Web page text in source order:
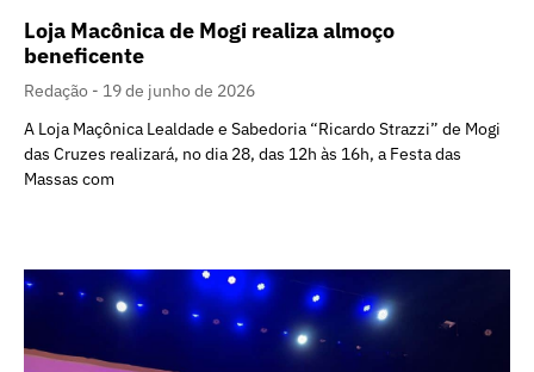
Loja Macônica de Mogi realiza almoço
beneficente
Redação
19 de junho de 2026
A Loja Maçônica Lealdade e Sabedoria “Ricardo Strazzi” de Mogi
das Cruzes realizará, no dia 28, das 12h às 16h, a Festa das
Massas com